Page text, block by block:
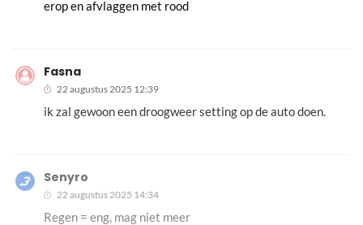
Fasna
22 augustus 2025 12:39
ik zal gewoon een droogweer setting op de auto doen.
erop en afvlaggen met rood
Senyro
22 augustus 2025 14:34
Regen = eng, mag niet meer